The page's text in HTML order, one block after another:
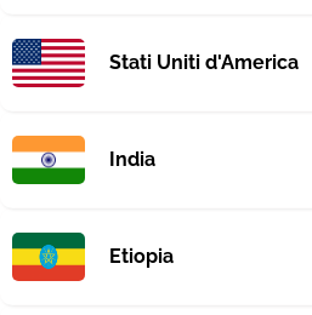
Stati Uniti d'America
India
Etiopia